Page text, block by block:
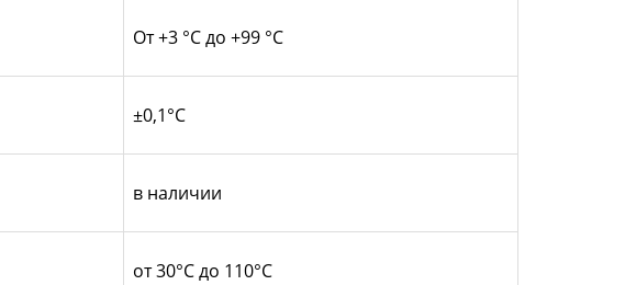
От +3 °C до +99 °C
±0,1°C
в наличии
от 30°C до 110°C